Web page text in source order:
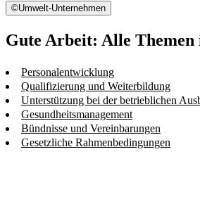
©Umwelt-Unternehmen
Gute Arbeit: Alle
Personalentwicklung
Qualifizierung und Weiterbildung
Unterstützung bei der betrieblichen
Gesundheitsmanagement
Bündnisse und Vereinbarungen
Gesetzliche Rahmenbedingungen